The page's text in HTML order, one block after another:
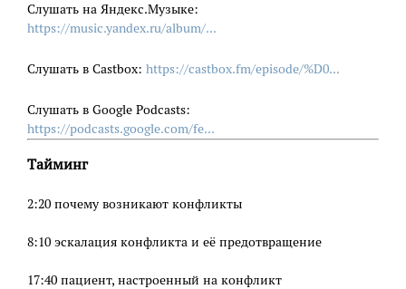
Слушать на Яндекс.Музыке:
https://music.yandex.ru/album/...
Слушать в Castbox: https://castbox.fm/episode/%D0...
Слушать в Google Podcasts:
https://podcasts.google.com/fe...
Тайминг
2:20 почему возникают конфликты
8:10 эскалация конфликта и её предотвращение
17:40 пациент, настроенный на конфликт